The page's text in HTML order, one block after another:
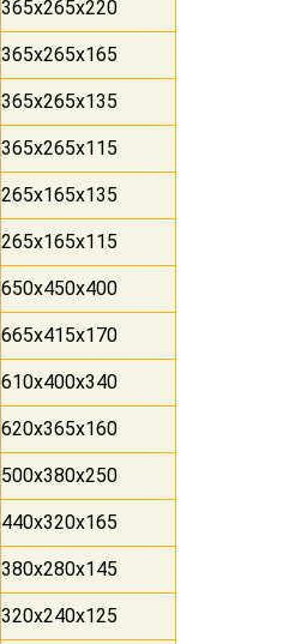
365x265x220
365x265x165
365x265x135
365x265x115
265x165x135
265x165x115
650x450x400
665x415x170
610x400x340
620x365x160
500x380x250
440x320x165
380x280x145
320x240x125